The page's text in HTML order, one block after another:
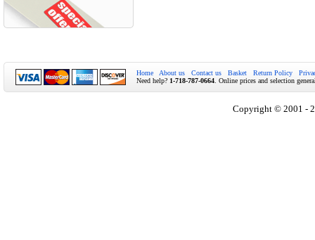
Home About us Contact us Basket Return Policy
Need help? 1-718-787-0664 . Online prices and selection
Copyright © 2001 -